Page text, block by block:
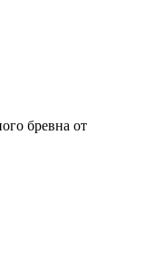
бревна от